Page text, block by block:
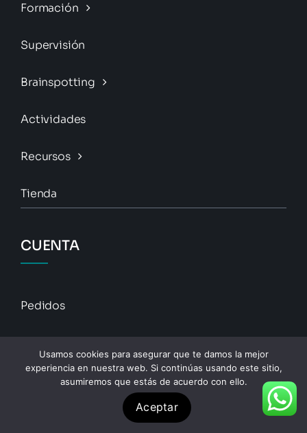
Formación
Supervisión
Brainspotting
Actividades
Recursos
Tienda
CUENTA
Pedidos
Direcciones
Detalles De La Cuenta
Usamos cookies para asegurar que te damos la mejor
experiencia en nuestra web. Si continúas usando este sitio,
asumiremos que estás de acuerdo con ello.
Aceptar